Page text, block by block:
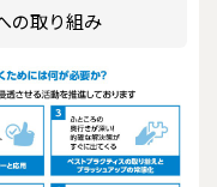
の取り組み